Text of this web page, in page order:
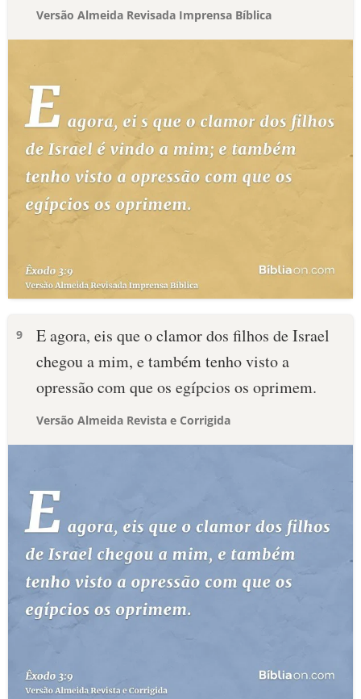
Versão Almeida Revisada Imprensa Bíblica
9
E agora, eis que o clamor dos filhos de Israel
chegou a mim, e também tenho visto a
opressão com que os egípcios os oprimem.
Versão Almeida Revista e Corrigida